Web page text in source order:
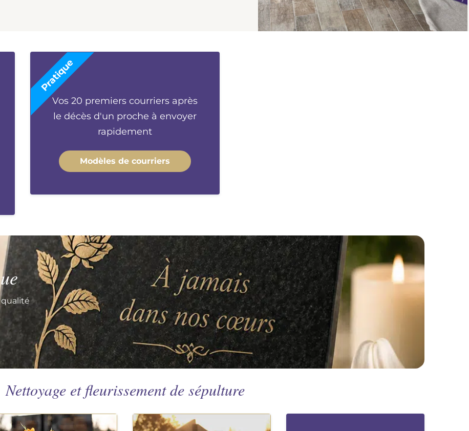
Vos 20 premiers courriers après
le décès d'un proche à envoyer
rapidement
Modèles de courriers
qualité
Nettoyage et fleurissement de sépulture